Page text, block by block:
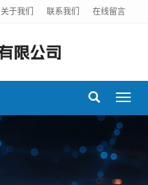
关于我们 联系我们 在线留言